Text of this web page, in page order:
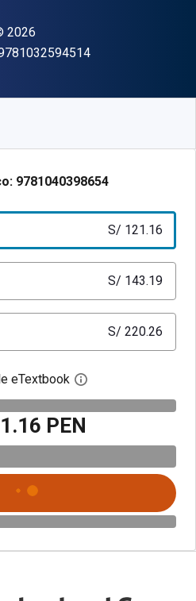
2026
"ISBN-13
9781040398654
S/ 121.16
S/ 143.19
S/ 220.26
eTextbook Abre el cuadro de
PEN